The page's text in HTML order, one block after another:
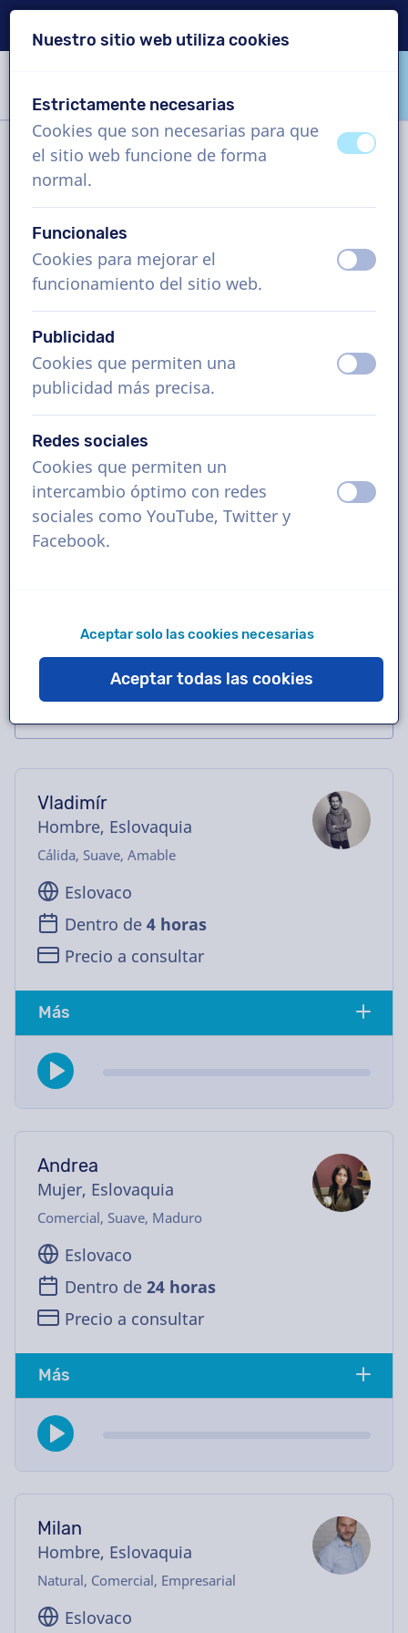
VoiceProductions
Filtro
Proyecto
Voz en off en Eslovaco, otros,
hombre y mujer
Reserva la locución eslovaca perfecta en solo
unos clics o solicita una demostración
gratuita. La mayoría de los locutores
entregan en 24 horas o menos. Una vez
realizado el pedido, tendrás contacto directo
encantados.
Vladimír
Hombre, Eslovaquia
Cálida, Suave, Amable
Eslovaco
Dentro de 4 horas
Precio a consultar
Más
Andrea
Mujer, Eslovaquia
Comercial, Suave, Maduro
Eslovaco
Dentro de 24 horas
Precio a consultar
Más
Milan
Hombre, Eslovaquia
Natural, Comercial, Empresarial
Eslovaco
Nuestro sitio web utiliza cookies
Estrictamente necesarias
Cookies que son necesarias para que
el sitio web funcione de forma
normal.
Funcionales
Cookies para mejorar el
funcionamiento del sitio web.
Publicidad
Cookies que permiten una
publicidad más precisa.
Redes sociales
Cookies que permiten un
intercambio óptimo con redes
sociales como YouTube, Twitter y
Facebook.
Aceptar solo las cookies necesarias
Aceptar todas las cookies